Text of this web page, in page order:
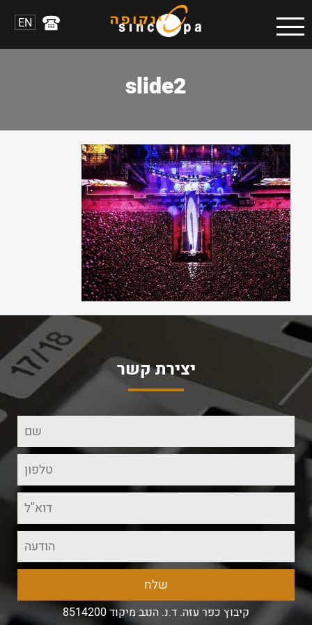
EN
slide2
יצירת קשר
קיבוץ כפר עזה. ד.נ. הנגב מיקוד 8514200